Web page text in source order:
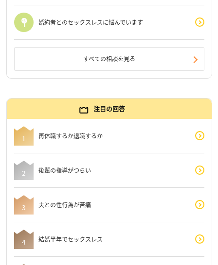
婚約者とのセックスレスに悩んでいます
すべての相談を見る
注目の回答
再休職するか退職するか
後輩の指導がつらい
夫との性行為が苦痛
結婚半年でセックスレス